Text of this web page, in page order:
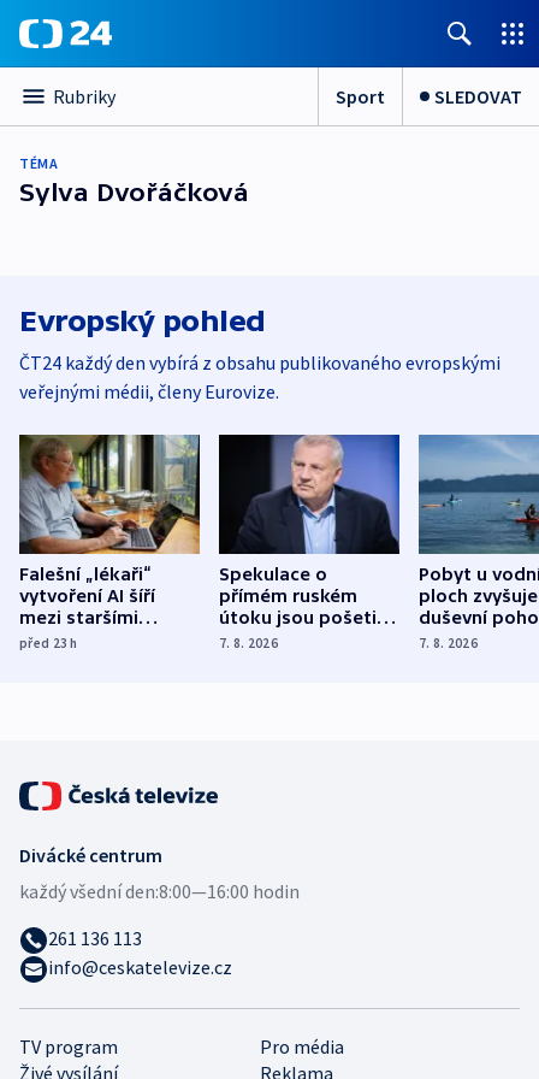
Rubriky Sport SLEDOVAT
TÉMA
Sylva Dvořáčková
Evropský pohled
ČT24 každý den vybírá z obsahu publikovaného evropskými
veřejnými médii, členy Eurovize.
Falešní „lékaři“
vytvoření AI šíří
mezi staršími
Poláky nebezpečné
před 23h
Spekulace o
přímém ruském
útoku jsou pošetilé,
míní estonský
7. 8. 2026
Pobyt u
ploch zvyšuje
duševní
ukázala
7. 8. 2026
TV program
Pro média
Živé vysílání
Reklama
Divácké centrum
každý všední den:8:00—16:00 hodin
261 136 113
info@ceskatelevize.cz